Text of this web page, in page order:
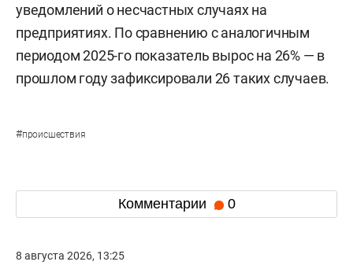
уведомлений о несчастных случаях на
предприятиях. По сравнению с аналогичным
периодом 2025-го показатель вырос на 26% — в
прошлом году зафиксировали 26 таких случаев.
#происшествия
Комментарии 0
8 августа 2026, 13:25